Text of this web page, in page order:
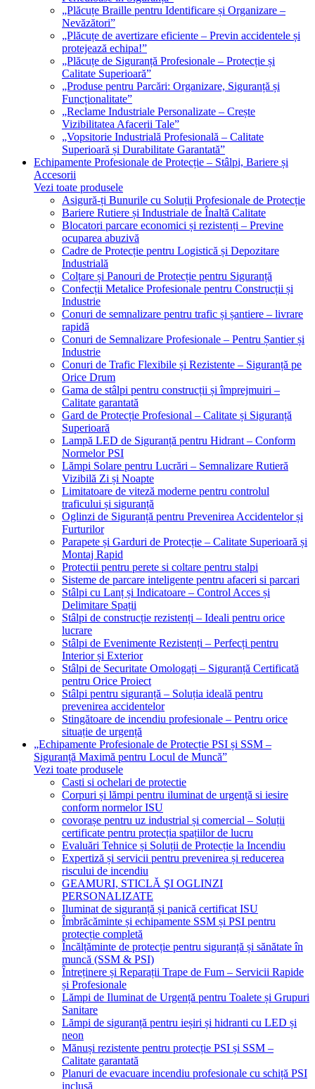
„Plăcuțe Braille pentru Identificare și Organizare –
Nevăzători”
„Plăcuțe de avertizare eficiente – Previn accidentele și
protejează echipa!”
„Plăcuțe de Siguranță Profesionale – Protecție și
Calitate Superioară”
„Produse pentru Parcări: Organizare, Siguranță și
Funcționalitate”
„Reclame Industriale Personalizate – Crește
Vizibilitatea Afacerii Tale”
„Vopsitorie Industrială Profesională – Calitate
Superioară și Durabilitate Garantată”
Echipamente Profesionale de Protecție – Stâlpi, Bariere și
Accesorii
Vezi toate produsele
Asigură-ți Bunurile cu Soluții Profesionale de Protecție
Bariere Rutiere și Industriale de Înaltă Calitate
Blocatori parcare economici și rezistenți – Previne
ocuparea abuzivă
Cadre de Protecție pentru Logistică și Depozitare
Industrială
Colțare și Panouri de Protecție pentru Siguranță
Confecții Metalice Profesionale pentru Construcții și
Industrie
Conuri de semnalizare pentru trafic și șantiere – livrare
rapidă
Conuri de Semnalizare Profesionale – Pentru Șantier și
Industrie
Conuri de Trafic Flexibile și Rezistente – Siguranță pe
Orice Drum
Gama de stâlpi pentru construcții și împrejmuiri –
Calitate garantată
Gard de Protecție Profesional – Calitate și Siguranță
Superioară
Lampă LED de Siguranță pentru Hidrant – Conform
Normelor PSI
Lămpi Solare pentru Lucrări – Semnalizare Rutieră
Vizibilă Zi și Noapte
Limitatoare de viteză moderne pentru controlul
traficului și siguranță
Oglinzi de Siguranță pentru Prevenirea Accidentelor și
Furturilor
Parapete și Garduri de Protecție – Calitate Superioară și
Montaj Rapid
Protectii pentru perete si coltare pentru stalpi
Sisteme de parcare inteligente pentru afaceri si parcari
Stâlpi cu Lanț și Indicatoare – Control Acces și
Delimitare Spații
Stâlpi de construcție rezistenți – Ideali pentru orice
lucrare
Stâlpi de Evenimente Rezistenți – Perfecți pentru
Interior și Exterior
Stâlpi de Securitate Omologați – Siguranță Certificată
pentru Orice Proiect
Stâlpi pentru siguranță – Soluția ideală pentru
prevenirea accidentelor
Stingătoare de incendiu profesionale – Pentru orice
situație de urgență
„Echipamente Profesionale de Protecție PSI și SSM –
Siguranță Maximă pentru Locul de Muncă”
Vezi toate produsele
Casti si ochelari de protectie
Corpuri și lămpi pentru iluminat de urgență si iesire
conform normelor ISU
covorașe pentru uz industrial și comercial – Soluții
certificate pentru protecția spațiilor de lucru
Evaluări Tehnice și Soluții de Protecție la Incendiu
Expertiză și servicii pentru prevenirea și reducerea
riscului de incendiu
GEAMURI, STICLĂ ŞI OGLINZI
PERSONALIZATE
Iluminat de siguranță și panică certificat ISU
Îmbrăcăminte și echipamente SSM și PSI pentru
protecție completă
Încălțăminte de protecție pentru siguranță și sănătate în
muncă (SSM & PSI)
Întreținere și Reparații Trape de Fum – Servicii Rapide
și Profesionale
Lămpi de Iluminat de Urgență pentru Toalete și Grupuri
Sanitare
Lămpi de siguranță pentru ieșiri și hidranti cu LED și
neon
Mănuși rezistente pentru protecție PSI și SSM –
Calitate garantată
Planuri de evacuare incendiu profesionale cu schiță PSI
inclusă